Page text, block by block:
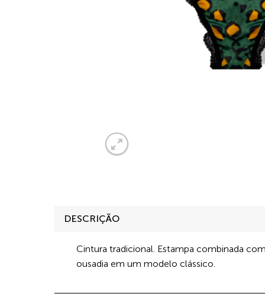
DESCRIÇÃO
Cintura tradicional. Estampa combinada
ousadia em um modelo clássico.